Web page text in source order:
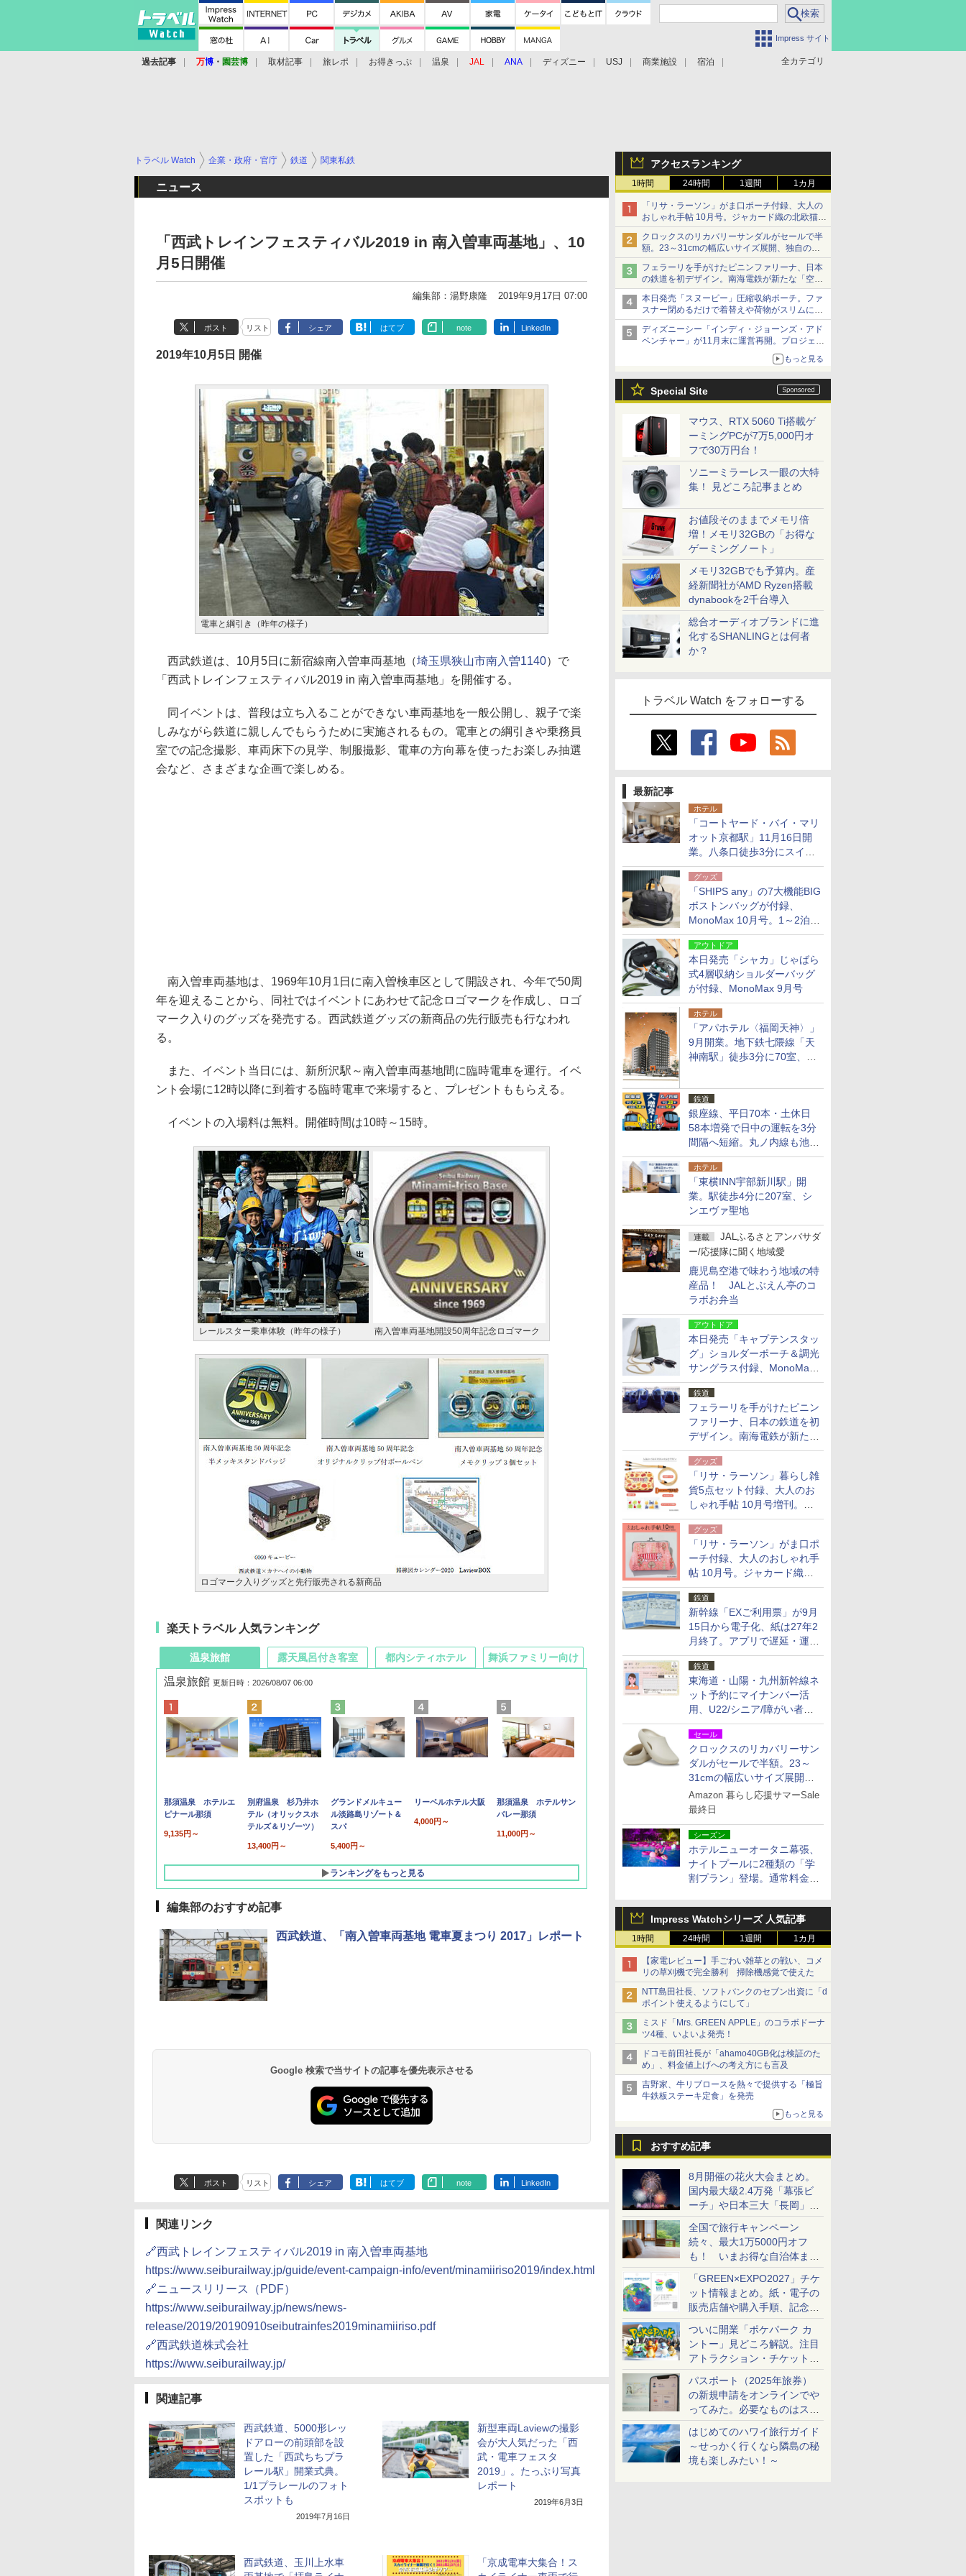
Impress サイト
全カテゴリ
過去記事 万博 ・ 園芸博 取材記事 旅レポ お得きっぷ 温泉 JAL ANA ディズニー USJ 商業施設 宿泊
アクセスランキング
1時間 24時間 1週間 1カ月
「リサ・ラーソン」がま口ポーチ付録、大人の
おしゃれ手帖 10月号。ジャカード織の北欧猫デ
ザイン
クロックスのリカバリーサンダルがセールで半
額。23～31cmの幅広いサイズ展開、独自のク
ッション素材を採用
フェラーリを手がけたピニンファリーナ、日本
の鉄道を初デザイン。南海電鉄が新たな「空港
特急」をなにわ筋線へ導入
本日発売「スヌーピー」圧縮収納ポーチ。ファ
スナー閉めるだけで着替えや荷物がスリムにま
とまる
ディズニーシー「インディ・ジョーンズ・アド
ベンチャー」が11月末に運営再開。プロジェク
ションマッピングを追加、DPAは1500円
もっと見る
Special Site
マウス、RTX 5060 Ti搭載ゲ
ーミングPCが7万5,000円オ
フで30万円台！
ソニーミラーレス一眼の大特
集！ 見どころ記事まとめ
お値段そのままでメモリ倍
増！メモリ32GBの「お得な
ゲーミングノート」
メモリ32GBでも予算内。産
経新聞社がAMD Ryzen搭載
dynabookを2千台導入
総合オーディオブランドに進
化するSHANLINGとは何者
か？
トラベル Watch をフォローする
最新記事
ホテル
「コートヤード・バイ・マリ
オット京都駅」11月16日開
業。八条口徒歩3分にスイー
ト含む全270室、ダイニング
も併設
グッズ
「SHIPS any」の7大機能BIG
ボストンバッグが付録、
MonoMax 10月号。1～2泊の
荷物、キャリーオンも可能
アウトドア
本日発売「シャカ」じゃばら
式4層収納ショルダーバッグ
が付録、MonoMax 9月号
ホテル
「アパホテル〈福岡天神〉」
9月開業。地下鉄七隈線「天
神南駅」徒歩3分に70室、エ
鉄道
銀座線、平日70本・土休日
58本増発で日中の運転を3分
間隔へ短縮。丸ノ内線も池袋
～中野坂上を4分間隔に
ホテル
「東横INN宇部新川駅」開
業。駅徒歩4分に207室、シ
ンエヴァ聖地
連載
JALふるさとアンバサダ
ー/応援隊に聞く地域愛
鹿児島空港で味わう地域の特
産品！ JALとぶえん亭のコ
ラボお弁当
アウトドア
本日発売「キャプテンスタッ
グ」ショルダーポーチ＆調光
サングラス付録、MonoMax
9月号増刊
鉄道
フェラーリを手がけたピニン
ファリーナ、日本の鉄道を初
デザイン。南海電鉄が新たな
「空港特急」をなにわ筋線へ
導入
グッズ
「リサ・ラーソン」暮らし雑
貨5点セット付録、大人のお
しゃれ手帖 10月号増刊。
USBケーブルや缶ケースなど
グッズ
「リサ・ラーソン」がま口ポ
ーチ付録、大人のおしゃれ手
帖 10月号。ジャカード織の
北欧猫デザイン
鉄道
新幹線「EXご利用票」が9月
15日から電子化、紙は27年2
月終了。アプリで遅延・運休
も確認可能に
鉄道
東海道・山陽・九州新幹線ネ
ット予約にマイナンバー活
用、U22/シニア/障がい者割
を9月15日から発売
セール
クロックスのリカバリーサン
ダルがセールで半額。23～
31cmの幅広いサイズ展開、
独自のクッション素材を採用
Amazon 暮らし応援サマーSale
最終日
シーズン
ホテルニューオータニ幕張、
ナイトプールに2種類の「学
割プラン」登場。通常料金の
Impress Watchシリーズ 人気記事
1時間 24時間 1週間 1カ月
【家電レビュー】手ごわい雑草との戦い、コメ
リの草刈機で完全勝利 掃除機感覚で使えた
NTT島田社長、ソフトバンクのセブン出資に「d
ポイント使えるようにして」
ミスド「Mrs. GREEN APPLE」のコラボドーナ
ツ4種、いよいよ発売！
ドコモ前田社長が「ahamo40GB化は検証のた
め」、料金値上げへの考え方にも言及
吉野家、牛リブロースを熱々で提供する「極旨
牛鉄板ステーキ定食」を発売
もっと見る
おすすめ記事
8月開催の花火大会まとめ。
国内最大級2.4万発「幕張ビ
ーチ」や日本三大「長岡」な
ど大型イベント目白押し！
全国で旅行キャンペーン
続々、最大1万5000円オフ
も！ いまお得な自治体まと
め
「GREEN×EXPO2027」チケ
ット情報まとめ。紙・電子の
販売店舗や購入手順、記念チ
ケットも解説
ついに開業「ポケパーク カ
ントー」見どころ解説。注目
アトラクション・チケット手
配・来場前に必要な準備は？
パスポート（2025年旅券）
の新規申請をオンラインでや
ってみた。必要なものはスマ
ホとマイナカードのみ
はじめてのハワイ旅行ガイド
～せっかく行くなら隣島の秘
境も楽しみたい！～
トラベル Watch 企業・政府・官庁 鉄道 関東私鉄
ニュース
「西武トレインフェスティバル2019 in 南入曽車両基地」、10
月5日開催
編集部：湯野康隆 2019年9月17日 07:00
ポスト リスト シェア はてブ note LinkedIn
2019年10月5日 開催
電車と綱引き（昨年の様子）
西武鉄道は、10月5日に新宿線南入曽車両基地（埼玉県狭山市南入曽1140）で
「西武トレインフェスティバル2019 in 南入曽車両基地」を開催する。
同イベントは、普段は立ち入ることができない車両基地を一般公開し、親子で楽
しみながら鉄道に親しんでもらうために実施されるもの。電車との綱引きや乗務員
室での記念撮影、車両床下の見学、制服撮影、電車の方向幕を使ったお楽しみ抽選
会など、さまざまな企画で楽しめる。
南入曽車両基地は、1969年10月1日に南入曽検車区として開設され、今年で50周
年を迎えることから、同社ではイベントにあわせて記念ロゴマークを作成し、ロゴ
マーク入りのグッズを発売する。西武鉄道グッズの新商品の先行販売も行なわれ
る。
また、イベント当日には、新所沢駅～南入曽車両基地間に臨時電車を運行。イベ
ント会場に12時以降に到着する臨時電車で来場すると、プレゼントももらえる。
イベントの入場料は無料。開催時間は10時～15時。
レールスター乗車体験（昨年の様子） 南入曽車両基地開設50周年記念ロゴマーク
ロゴマーク入りグッズと先行販売される新商品
楽天トラベル 人気ランキング
温泉旅館
温泉旅館 更新日時：2026/08/07 06:00
那須温泉 ホテルエ
ピナール那須
9,135円～
別府温泉 杉乃井ホ
テル（オリックスホ
テルズ＆リゾーツ）
13,400円～
グランドメルキュー
ル淡路島リゾート＆
スパ
5,400円～
リーベルホテル大阪
4,000円～
那須温泉 ホテルサン
バレー那須
11,000円～
ランキングをもっと見る
露天風呂付き客室
10,450円～
19,541円～
都内シティホテル 舞浜ファミリー向け
7,950円～
5,758円～
編集部のおすすめ記事
西武鉄道、「南入曽車両基地 電車夏まつり 2017」レポート
Google 検索で当サイトの記事を優先表示させる
ポスト リスト シェア はてブ note LinkedIn
関連リンク
🔗西武トレインフェスティバル2019 in 南入曽車両基地
https://www.seiburailway.jp/guide/event-campaign-info/event/minamiiriso2019/index.html
🔗ニュースリリース（PDF）
https://www.seiburailway.jp/news/news-
release/2019/20190910seibutrainfes2019minamiiriso.pdf
🔗西武鉄道株式会社
https://www.seiburailway.jp/
関連記事
西武鉄道、5000形レッ
ドアローの前頭部を設
置した「西武ちちプラ
レール駅」開業式典。
1/1プラレールのフォト
スポットも
2019年7月16日
新型車両Laviewの撮影
会が大人気だった「西
武・電車フェスタ
2019」。たっぷり写真
レポート
2019年6月3日
西武鉄道、玉川上水車
「京成電車大集合！ス